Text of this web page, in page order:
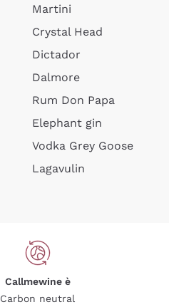
Martini
Crystal Head
Dictador
Dalmore
Rum Don Papa
Elephant gin
Vodka Grey Goose
Lagavulin
Callmewine è
Carbon neutral